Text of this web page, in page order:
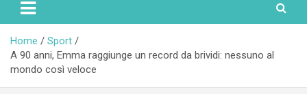
Home
Sport
A 90 anni, Emma raggiunge un record da brividi: nessuno al
mondo così veloce